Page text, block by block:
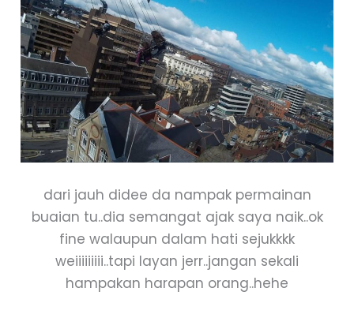
dari jauh didee da nampak permainan
buaian tu..dia semangat ajak saya naik..ok
fine walaupun dalam hati sejukkkk
weiiiiiiiii..tapi layan jerr..jangan sekali
hampakan harapan orang..hehe